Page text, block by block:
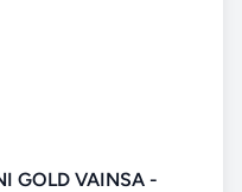
GOLD VAINSA -